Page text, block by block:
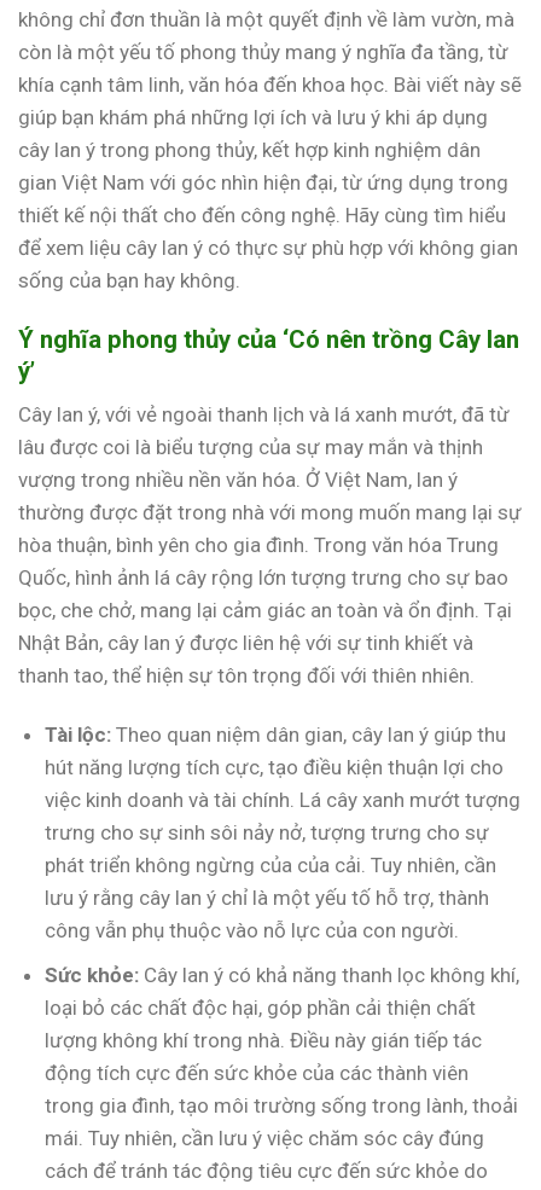
không chỉ đơn thuần là một quyết định về làm vườn, mà
còn là một yếu tố phong thủy mang ý nghĩa đa tầng, từ
khía cạnh tâm linh, văn hóa đến khoa học. Bài viết này sẽ
giúp bạn khám phá những lợi ích và lưu ý khi áp dụng
cây lan ý trong phong thủy, kết hợp kinh nghiệm dân
gian Việt Nam với góc nhìn hiện đại, từ ứng dụng trong
thiết kế nội thất cho đến công nghệ. Hãy cùng tìm hiểu
để xem liệu cây lan ý có thực sự phù hợp với không gian
sống của bạn hay không.
Ý nghĩa phong thủy của ‘Có nên trồng Cây lan
ý’
Cây lan ý, với vẻ ngoài thanh lịch và lá xanh mướt, đã từ
lâu được coi là biểu tượng của sự may mắn và thịnh
vượng trong nhiều nền văn hóa. Ở Việt Nam, lan ý
thường được đặt trong nhà với mong muốn mang lại sự
hòa thuận, bình yên cho gia đình. Trong văn hóa Trung
Quốc, hình ảnh lá cây rộng lớn tượng trưng cho sự bao
bọc, che chở, mang lại cảm giác an toàn và ổn định. Tại
Nhật Bản, cây lan ý được liên hệ với sự tinh khiết và
thanh tao, thể hiện sự tôn trọng đối với thiên nhiên.
Tài lộc: Theo quan niệm dân gian, cây lan ý giúp thu
hút năng lượng tích cực, tạo điều kiện thuận lợi cho
việc kinh doanh và tài chính. Lá cây xanh mướt tượng
trưng cho sự sinh sôi nảy nở, tượng trưng cho sự
phát triển không ngừng của của cải. Tuy nhiên, cần
lưu ý rằng cây lan ý chỉ là một yếu tố hỗ trợ, thành
công vẫn phụ thuộc vào nỗ lực của con người.
Sức khỏe: Cây lan ý có khả năng thanh lọc không khí,
loại bỏ các chất độc hại, góp phần cải thiện chất
lượng không khí trong nhà. Điều này gián tiếp tác
động tích cực đến sức khỏe của các thành viên
trong gia đình, tạo môi trường sống trong lành, thoải
mái. Tuy nhiên, cần lưu ý việc chăm sóc cây đúng
cách để tránh tác động tiêu cực đến sức khỏe do